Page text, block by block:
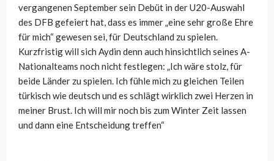
vergangenen September sein Debüt in der U20-Auswahl
des DFB gefeiert hat, dass es immer„eine sehr große Ehre
für mich“ gewesen sei, für Deutschland zu spielen.
Kurzfristig will sich Aydin denn auch hinsichtlich seines A-
Nationalteams noch nicht festlegen: „Ich wäre stolz, für
beide Länder zu spielen. Ich fühle mich zu gleichen Teilen
türkisch wie deutsch und es schlägt wirklich zwei Herzen in
meiner Brust. Ich will mir noch bis zum Winter Zeit lassen
und dann eine Entscheidung treffen“